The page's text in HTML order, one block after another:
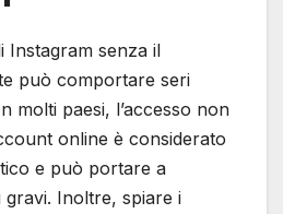
Instagram senza il
può comportare seri
molti paesi, l’accesso non
online è considerato
e può portare a
gravi. Inoltre, spiare i